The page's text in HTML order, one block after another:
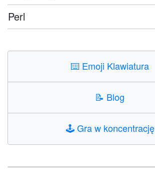
Perl
⌨️ Emoji Klawiatura
📝 Blog
🕹️Gra w koncentrację